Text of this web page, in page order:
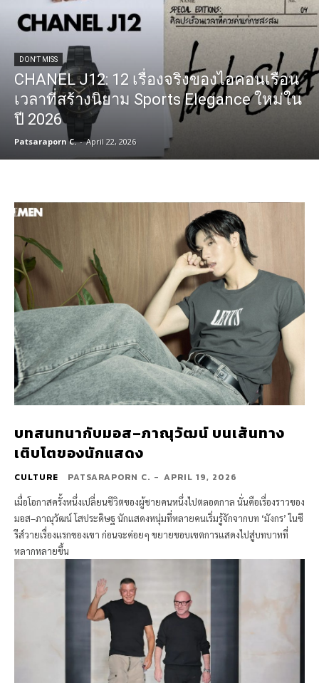
DON'T MISS
CHANEL J12: 12 เรื่องจริงของไอคอนเรือน
เวลาที่สร้างนิยาม Sports Elegance ใหม่ใน
ปี 2026
Patsaraporn C. - April 22, 2026
บทสนทนากับมอส–ภาณุวัฒน์ บนเส้นทาง
เติบโตของนักแสดง
CULTURE PATSARAPORN C. - APRIL 19, 2026
เมื่อโอกาสครั้งหนึ่งเปลี่ยนชีวิตของผู้ชายคนหนึ่งไปตลอดกาล นั่นคือเรื่องราวของ
มอส–ภาณุวัฒน์ โสประดิษฐ นักแสดงหนุ่มที่หลายคนเริ่มรู้จักจากบท ‘มังกร’ ในซี
รีส์วายเรื่องแรกของเขา ก่อนจะค่อยๆ ขยายขอบเขตการแสดงไปสู่บทบาทที่
หลากหลายขึ้น